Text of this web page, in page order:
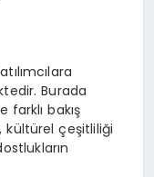
Burada
bakış
kültürel çeşitliliği